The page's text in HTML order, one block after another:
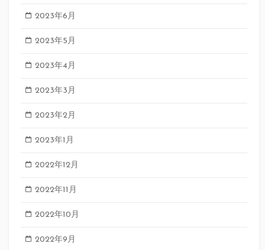
2023年6月
2023年5月
2023年4月
2023年3月
2023年2月
2023年1月
2022年12月
2022年11月
2022年10月
2022年9月